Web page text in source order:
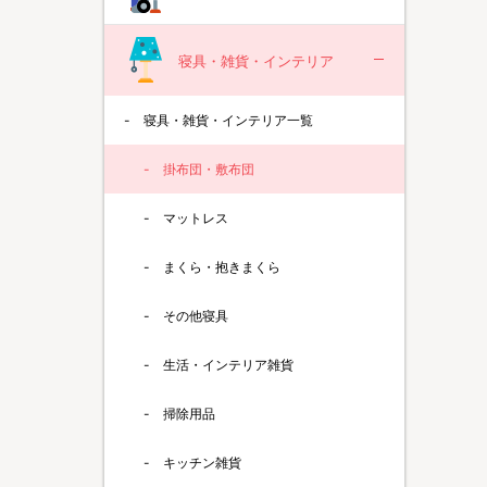
寝具・雑貨・インテリア
寝具・雑貨・インテリア一覧
掛布団・敷布団
マットレス
まくら・抱きまくら
その他寝具
生活・インテリア雑貨
掃除用品
キッチン雑貨